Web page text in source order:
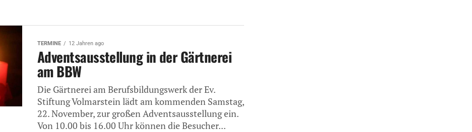
TERMINE 12 Jahren ago
Adventsausstellung in der Gärtnerei
am BBW
Die Gärtnerei am Berufsbildungswerk der Ev.
Stiftung Volmarstein lädt am kommenden Samstag,
22. November, zur großen Adventsausstellung ein.
Von 10.00 bis 16.00 Uhr können die Besucher...